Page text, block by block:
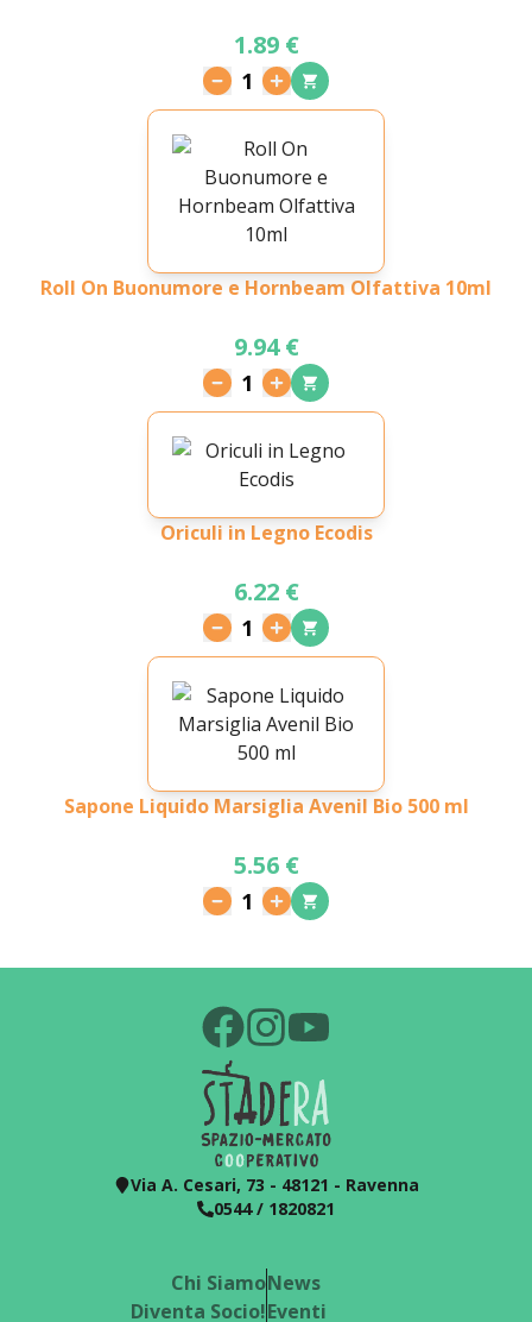
1.89 €
1
Roll On Buonumore e Hornbeam Olfattiva 10ml
9.94 €
1
Oriculi in Legno Ecodis
6.22 €
1
Sapone Liquido Marsiglia Avenil Bio 500 ml
5.56 €
1
Via A. Cesari, 73 - 48121 - Ravenna
0544 / 1820821
Chi Siamo
Diventa Socio!
News
Eventi